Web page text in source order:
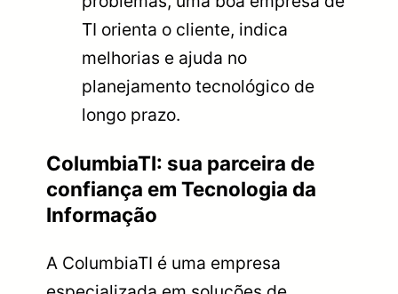
TI orienta o cliente, indica
melhorias e ajuda no
planejamento tecnológico de
longo prazo.
ColumbiaTI: sua parceira de
confiança em Tecnologia da
Informação
A ColumbiaTI é uma empresa